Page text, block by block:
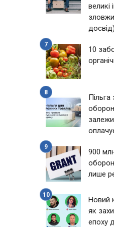
великі
досвід)
10
900
лише
Новий
як
епоху